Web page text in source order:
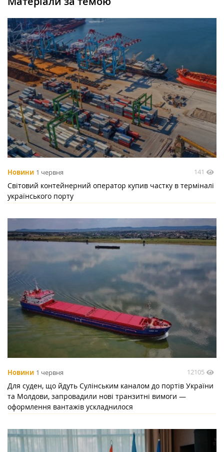
Новини 1 червня 141
Світовий контейнерний оператор купив частку в терміналі
українського порту
Новини 1 червня 12105
Для суден, що йдуть Сулінським каналом до портів України
та Молдови, запровадили нові транзитні вимоги —
оформлення вантажів ускладнилося